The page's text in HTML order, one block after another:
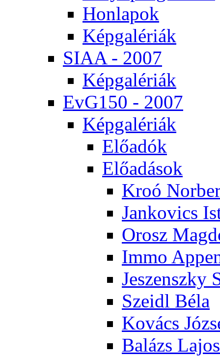
Hon­la­pok
Kép­ga­lé­ri­ák
SI­AA - 2007
Kép­ga­lé­ri­ák
EvG150 - 2007
Kép­ga­lé­ri­ák
Elő­adók
Elő­adá­sok
Kroó
Jan­ko­vics
Orosz
Im­mo
Je­szensz­ky
Szeidl Bé­la
Ko­vács
Ba­lázs La­jos